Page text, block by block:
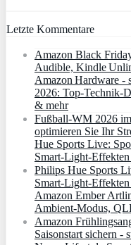
Letzte Kommentare
Amazon Black
Audible, Kindle
Amazon Hardware -
2026: Top-Technik-
& mehr
Fußball-WM 2026
optimieren Sie Ihr
Hue Sports Live:
Philips Hue Sports
Amazon Ember
Ambient‑Modus,
Amazon
Saisonstart sichern -